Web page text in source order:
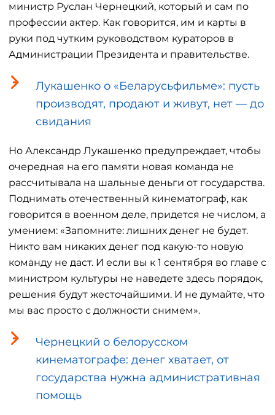
министр Руслан Чернецкий, который и сам по
профессии актер. Как говорится, им и карты в
руки под чутким руководством кураторов в
Администрации Президента и правительстве.
Лукашенко о «Беларусьфильме»: пусть
производят, продают и живут, нет — до
свидания
Но Александр Лукашенко предупреждает, чтобы
очередная на его памяти новая команда не
рассчитывала на шальные деньги от государства.
Поднимать отечественный кинематограф, как
говорится в военном деле, придется не числом, а
умением: «Запомните: лишних денег не будет.
Никто вам никаких денег под какую-то новую
команду не даст. И если вы к 1 сентября во главе с
министром культуры не наведете здесь порядок,
решения будут жесточайшими. И не думайте, что
мы вас просто с должности снимем».
Чернецкий о белорусском
кинематографе: денег хватает, от
государства нужна административная
помощь